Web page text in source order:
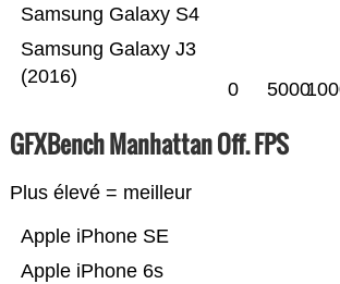
Samsung Galaxy J3
(2016)
Samsung Galaxy S4
0 5000
GFXBench Manhattan Off. FPS
Plus élevé = meilleur
Apple iPhone 6s
Apple iPhone SE